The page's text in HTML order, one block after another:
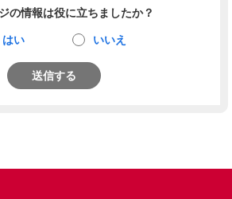
の情報は役に立ちましたか？
はい いいえ
送信する